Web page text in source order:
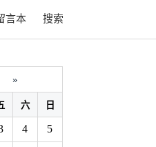
言本 搜索
»
六 日
4 5